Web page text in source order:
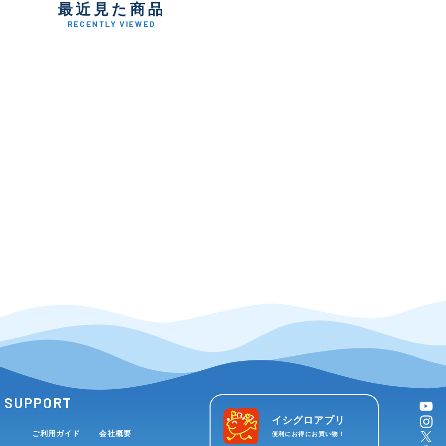
D
著しく状態が悪いが使用はできるもの、改造
品も含む
最近見た商品
RECENTLY VIEWED
SUPPORT
ご利用ガイド 会社概要
イシグロアプリ
便利にお得にお買い物！
YouTube
instagram
X